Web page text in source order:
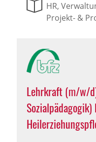
HR,
Projekt- &
Lehrkraft (m/w/
Sozialpädagogik)